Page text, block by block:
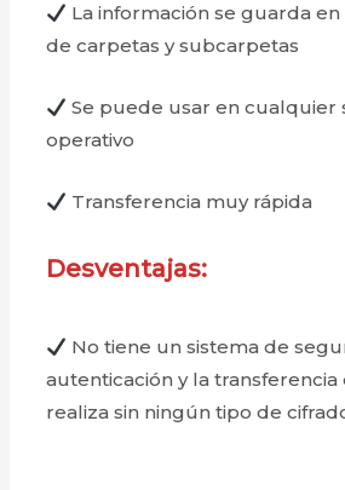
La información se guarda
de carpetas y subcarpetas
Se puede usar en cualquier
operativo
Transferencia muy rápida
Desventajas:
No tiene un sistema de
autenticación y la transferencia
realiza sin ningún tipo de